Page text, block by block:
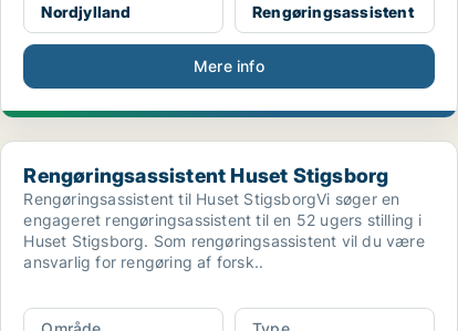
Nordjylland
Rengøringsassistent
Mere info
Rengøringsassistent Huset Stigsborg
Rengøringsassistent Huset Stigsborg
Rengøringsassistent til Huset StigsborgVi søger en
engageret rengøringsassistent til en 52 ugers stilling i
Huset Stigsborg. Som rengøringsassistent vil du være
ansvarlig for rengøring af forsk..